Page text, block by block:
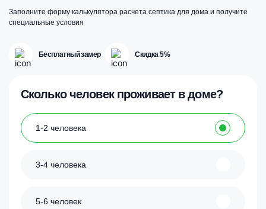
Заполните форму калькулятора расчета септика для дома и получите
специальные условия
Бесплатный замер Скидка 5%
Сколько человек проживает в доме?
1-2 человека
3-4 человека
5-6 человек